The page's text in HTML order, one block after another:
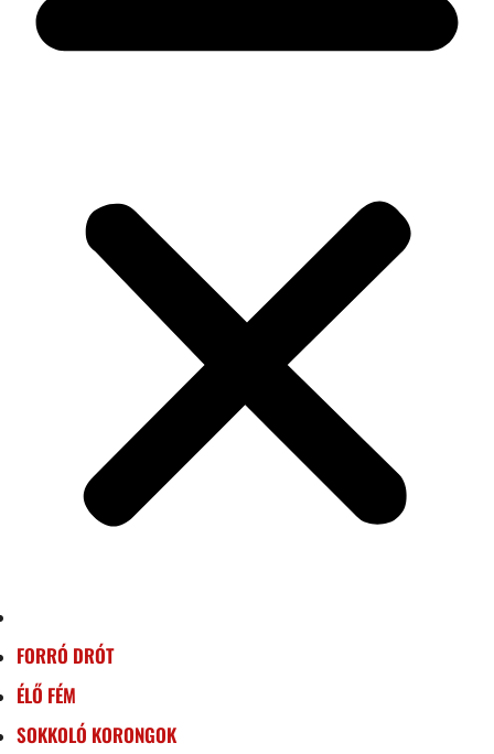
FORRÓ DRÓT
ÉLŐ FÉM
SOKKOLÓ KORONGOK